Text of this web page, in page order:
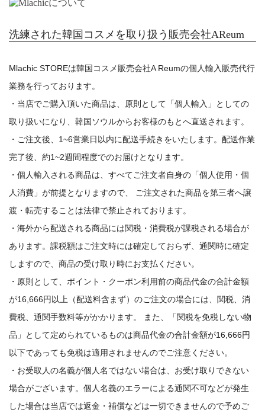
検 索
洗練された韓国コスメを取り扱う販売会社AReum
Mlachic STOREは韓国コスメ販売会社A Reumの個人輸入販売代行
業務を行っております。
・当店でご購入頂いた商品は、原則として「個人輸入」としての
取り扱いになり、韓国ソウルからお客様のもとへ直送されます。
・ご注文後、1~6営業日以内に配送手続きをいたします。配送作業
完了後、約1~2週間程度でのお届けとなります。
・個人輸入される商品は、すべてご注文者自身の「個人使用・個
人消費」が前提となりますので、 ご注文された商品を第三者へ譲
渡・転売することは法律で禁止されております。
・海外から配送される商品には関税・消費税が課税される場合が
あります。課税額はご注文時には確定しておらず、通関時に確定
しますので、商品の受け取り時にお支払ください。
・原則として、ポイント・クーポン利用前の商品代金の合計金額
が16,666円以上（配送料含まず）のご注文の場合には、関税、消
費税、通関手数料等がかかります。 また、「関税を免税しない物
品」として定められているものは商品代金の合計金額が16,666円
以下であっても免税は適用されませんのでご注意ください。
・お受取人の名義が個人名ではない場合は、お受け取りできない
場合がございます。個人名義のエラーによる通関不可などが発生
した場合は当店では返金・補償などは一切できませんので予めご